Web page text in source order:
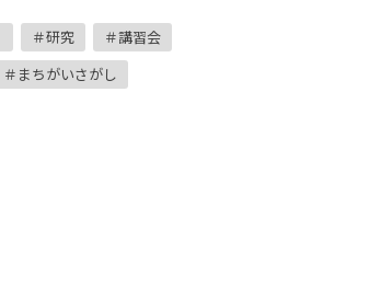
研究
講習会
まちがいさがし